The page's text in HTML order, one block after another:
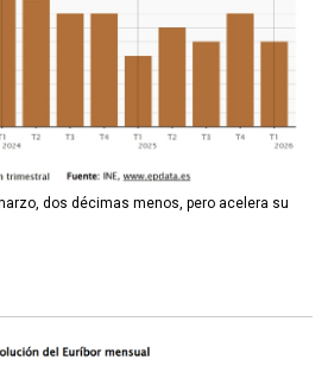
dos décimas menos, pero acelera su